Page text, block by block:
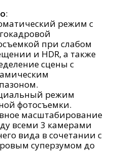
:
режим с
при слабом
и HDR, а также
сцены с
режим
фотосъемки.
масштабирование
всеми 3 камерами
вида в сочетании с
суперзумом до